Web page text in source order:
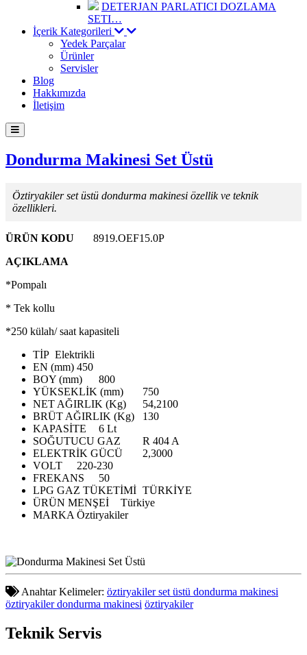
DETERJAN PARLATICI DOZLAMA
SETI…
İçerik Kategorileri
Yedek Parçalar
Ürünler
Servisler
Blog
Hakkımızda
İletişim
Dondurma Makinesi Set Üstü
Öztiryakiler set üstü dondurma makinesi özellik ve teknik
özellikleri.
ÜRÜN KODU
8919.OEF15.0P
AÇIKLAMA
*Pompalı
* Tek kollu
*250 külah/ saat kapasiteli
TİP Elektrikli
EN (mm) 450
BOY (mm)
800
YÜKSEKLİK (mm)
750
NET AĞIRLIK (Kg)
54,2100
BRÜT AĞIRLIK (Kg)
130
KAPASİTE
6 Lt
SOĞUTUCU GAZ
R 404 A
ELEKTRİK GÜCÜ
2,3000
VOLT
220-230
FREKANS
50
LPG GAZ TÜKETİMİ TÜRKİYE
ÜRÜN MENŞEİ
Türkiye
MARKA Öztiryakiler
Anahtar Kelimeler: öztiryakiler set üstü dondurma makinesi
öztiryakiler dondurma makinesi öztiryakiler
Teknik Servis